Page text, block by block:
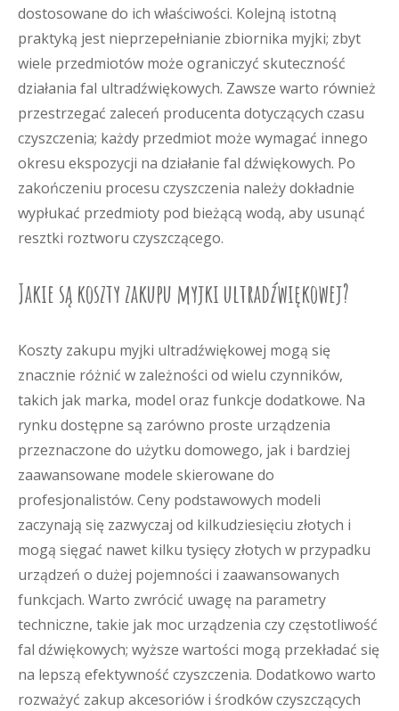
dostosowane do ich właściwości. Kolejną istotną
praktyką jest nieprzepełnianie zbiornika myjki; zbyt
wiele przedmiotów może ograniczyć skuteczność
działania fal ultradźwiękowych. Zawsze warto również
przestrzegać zaleceń producenta dotyczących czasu
czyszczenia; każdy przedmiot może wymagać innego
okresu ekspozycji na działanie fal dźwiękowych. Po
zakończeniu procesu czyszczenia należy dokładnie
wypłukać przedmioty pod bieżącą wodą, aby usunąć
resztki roztworu czyszczącego.
Jakie są koszty zakupu myjki ultradźwiękowej?
Koszty zakupu myjki ultradźwiękowej mogą się
znacznie różnić w zależności od wielu czynników,
takich jak marka, model oraz funkcje dodatkowe. Na
rynku dostępne są zarówno proste urządzenia
przeznaczone do użytku domowego, jak i bardziej
zaawansowane modele skierowane do
profesjonalistów. Ceny podstawowych modeli
zaczynają się zazwyczaj od kilkudziesięciu złotych i
mogą sięgać nawet kilku tysięcy złotych w przypadku
urządzeń o dużej pojemności i zaawansowanych
funkcjach. Warto zwrócić uwagę na parametry
techniczne, takie jak moc urządzenia czy częstotliwość
fal dźwiękowych; wyższe wartości mogą przekładać się
na lepszą efektywność czyszczenia. Dodatkowo warto
rozważyć zakup akcesoriów i środków czyszczących